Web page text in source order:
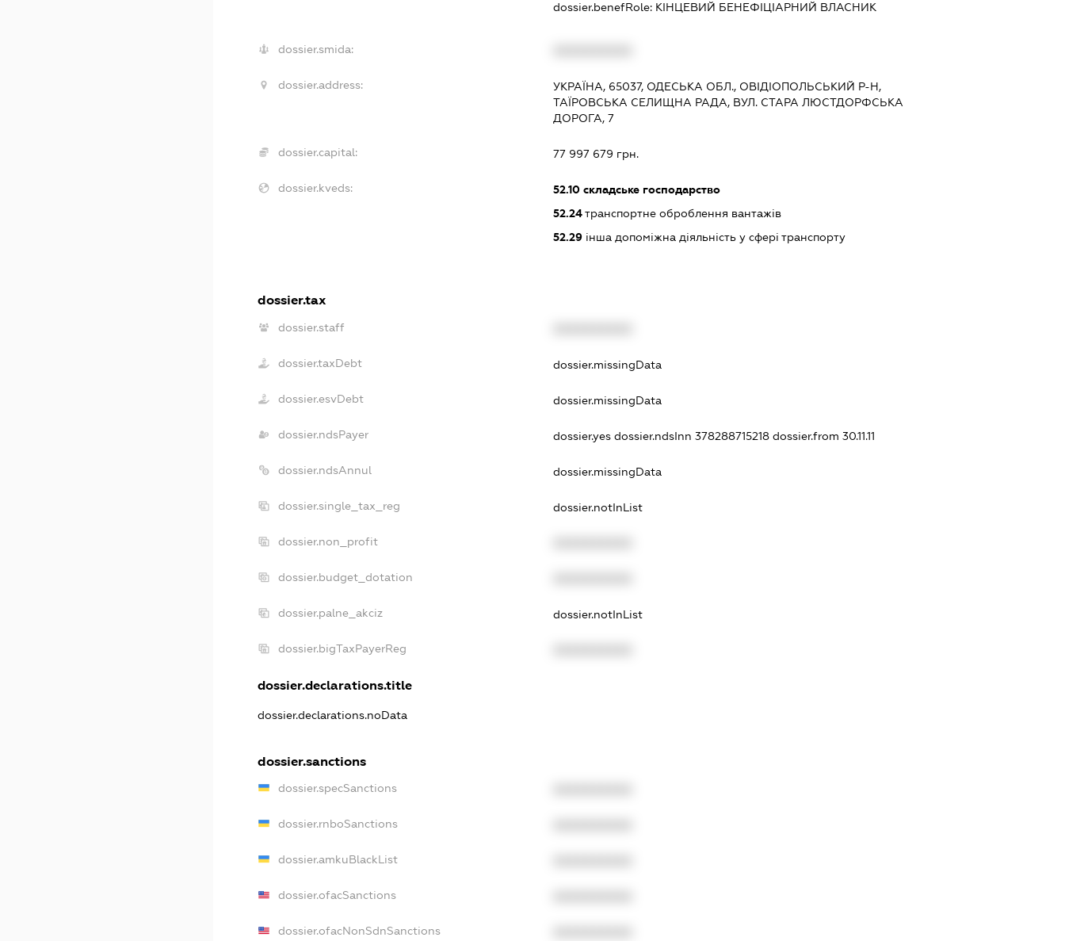
dossier.benefRole: КІНЦЕВИЙ БЕНЕФІЦІАРНИЙ ВЛАСНИК
dossier.smida:
dossier.address:
УКРАЇНА, 65037, ОДЕСЬКА ОБЛ., ОВІДІОПОЛЬСЬКИЙ Р-Н,
ТАЇРОВСЬКА СЕЛИЩНА РАДА, ВУЛ. СТАРА ЛЮСТДОРФСЬКА
ДОРОГА, 7
dossier.capital: 77 997 679 грн.
dossier.kveds: 52.10складське господарство
52.24транспортне оброблення вантажів
52.29інша допоміжна діяльність у сфері транспорту
dossier.tax
dossier.staff
dossier.taxDebt dossier.missingData
dossier.esvDebt dossier.missingData
dossier.ndsPayer dossier.yes dossier.ndsInn 378288715218 dossier.from 30.11.11
dossier.ndsAnnul dossier.missingData
dossier.single_tax_reg dossier.notInList
dossier.non_profit
dossier.budget_dotation
dossier.palne_akciz dossier.notInList
dossier.bigTaxPayerReg
dossier.declarations.title
dossier.declarations.noData
dossier.sanctions
dossier.specSanctions
dossier.rnboSanctions
dossier.amkuBlackList
dossier.ofacSanctions
dossier.ofacNonSdnSanctions